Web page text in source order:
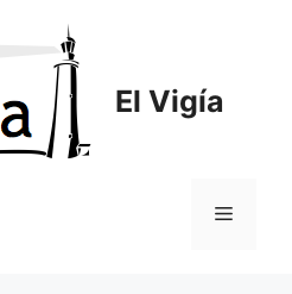
El Vigía
Menú